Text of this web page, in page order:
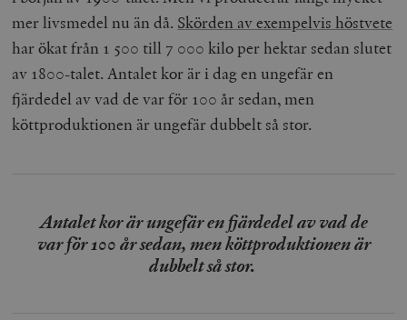
mer livsmedel nu än då. Skörden av exempelvis höstvete
har ökat från 1 500 till 7 000 kilo per hektar sedan slutet
av 1800-talet. Antalet kor är i dag en ungefär en
fjärdedel av vad de var för 100 år sedan, men
köttproduktionen är ungefär dubbelt så stor.
Antalet kor är ungefär en fjärdedel av vad de
var för 100 år sedan, men köttproduktionen är
dubbelt så stor.